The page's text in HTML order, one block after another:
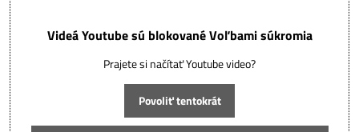
Videá Youtube sú blokované Voľbami súkromia
Prajete si načítať Youtube video?
Povoliť tentokrát